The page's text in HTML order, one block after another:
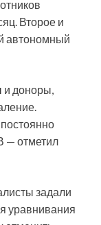
Второе и
автономный
доноры,
— отметил
задали
уравнивания